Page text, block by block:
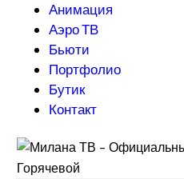
Анимация
Аэро ТВ
Бьюти
Портфолио
Бутик
Контакт